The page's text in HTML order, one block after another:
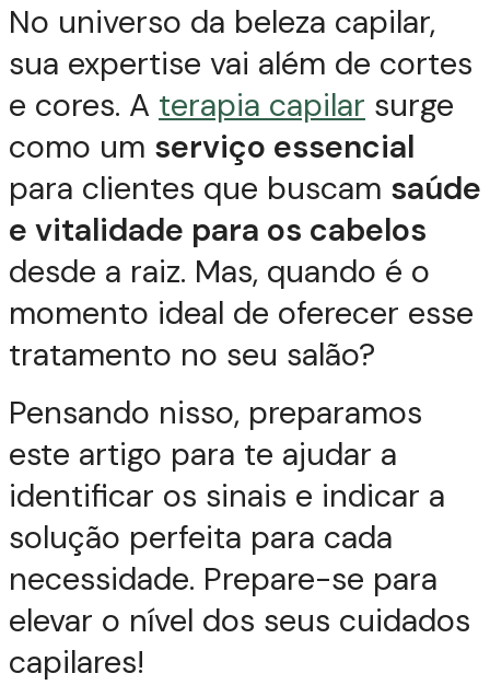
No universo da beleza capilar,
sua expertise vai além de cortes
e cores. A terapia capilar surge
como um serviço essencial
para clientes que buscam saúde
e vitalidade para os cabelos
desde a raiz. Mas, quando é o
momento ideal de oferecer esse
tratamento no seu salão?
Pensando nisso, preparamos
este artigo para te ajudar a
identificar os sinais e indicar a
solução perfeita para cada
necessidade. Prepare-se para
elevar o nível dos seus cuidados
capilares!